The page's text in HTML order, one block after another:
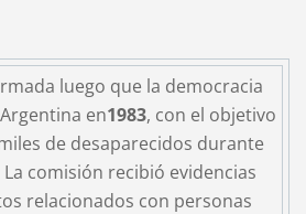
luego que la democracia
en1983, con el objetivo
de desaparecidos durante
comisión recibió evidencias
relacionados con personas